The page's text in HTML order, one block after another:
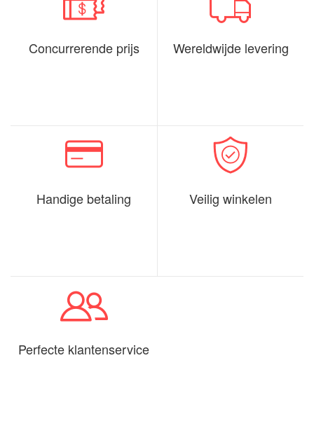
Concurrerende prijs Wereldwijde levering
Handige betaling Veilig winkelen
Perfecte klantenservice